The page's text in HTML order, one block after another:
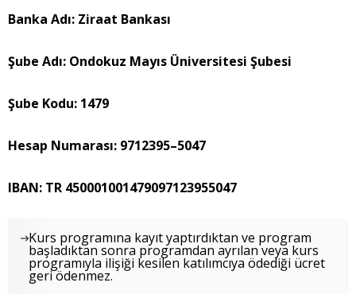
Banka Adı: Ziraat Bankası
Şube Adı: Ondokuz Mayıs Üniversitesi Şubesi
Şube Kodu: 1479
Hesap Numarası: 9712395–5047
IBAN: TR 450001001479097123955047
Kurs programına kayıt yaptırdıktan ve program
başladıktan sonra programdan ayrılan veya kurs
programıyla ilişiği kesilen katılımcıya ödediği ücret
geri ödenmez.